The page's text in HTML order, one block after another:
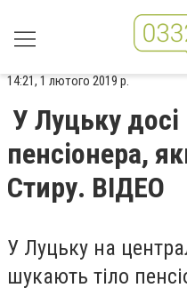
14:21, 1 лютого 2019 р.
У Луцьку
пенсіонера,
Стиру. ВІДЕО
У Луцьку на
шукають тіло